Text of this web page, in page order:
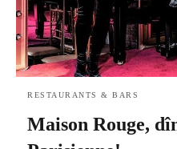
RESTAURANTS & BARS
Maison Rouge,